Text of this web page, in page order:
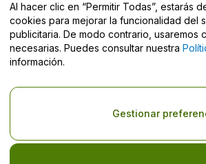
Derechos reservados © viagogo
la Empresa
El uso de este sitio web constituye la
Condiciones, de laPolítica de Privacidad, de
y de laPolítica de Privacidad para Móviles
privacidad
Al hacer clic en “Permitir Todas”, estarás
cookies para mejorar la funcionalidad del
publicitaria. De modo contrario, usaremos
necesarias. Puedes consultar nuestra
información.
Gestionar